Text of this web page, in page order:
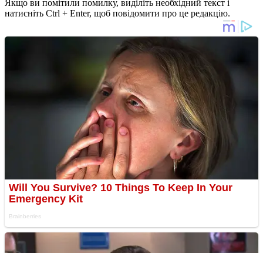
Якщо ви помітили помилку, виділіть необхідний текст і
натисніть Ctrl + Enter, щоб повідомити про це редакцію.